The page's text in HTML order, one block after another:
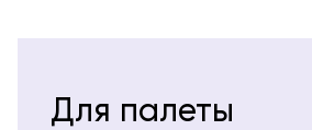
Для палеты